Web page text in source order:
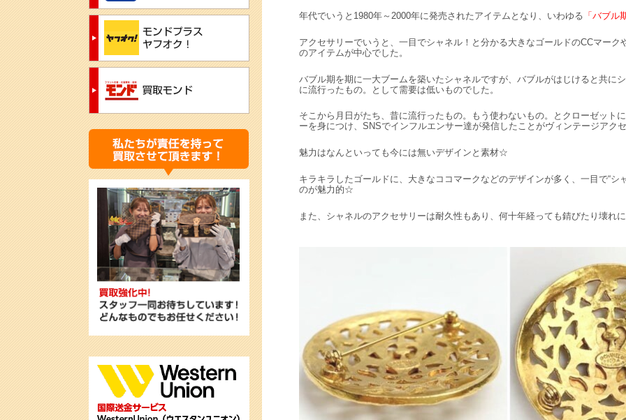
年代でいうと1980年～2000年に発売されたアイテムとなり、いわゆる 「バブル
アクセサリーでいうと、一目でシャネル！と分かる大きなゴールドのCCマー
のアイテムが中心でした。
バブル期を期に一大ブームを築いたシャネルですが、バブルがはじけると共に
に流行ったもの。として需要は低いものでした。
そこから月日がたち、昔に流行ったもの。もう使わないもの。とクローゼット
ーを身につけ、SNSでインフルエンサー達が発信したことがヴィンテージアク
魅力はなんといっても今には無いデザインと素材☆
キラキラしたゴールドに、大きなココマークなどのデザインが多く、一目で“シ
のが魅力的☆
また、シャネルのアクセサリーは耐久性もあり、何十年経っても錆びたり壊れ